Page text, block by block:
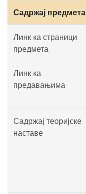
Садржај предмета
Линк ка страници
предмета
Линк ка
предавањима
Садржај теоријске
наставе